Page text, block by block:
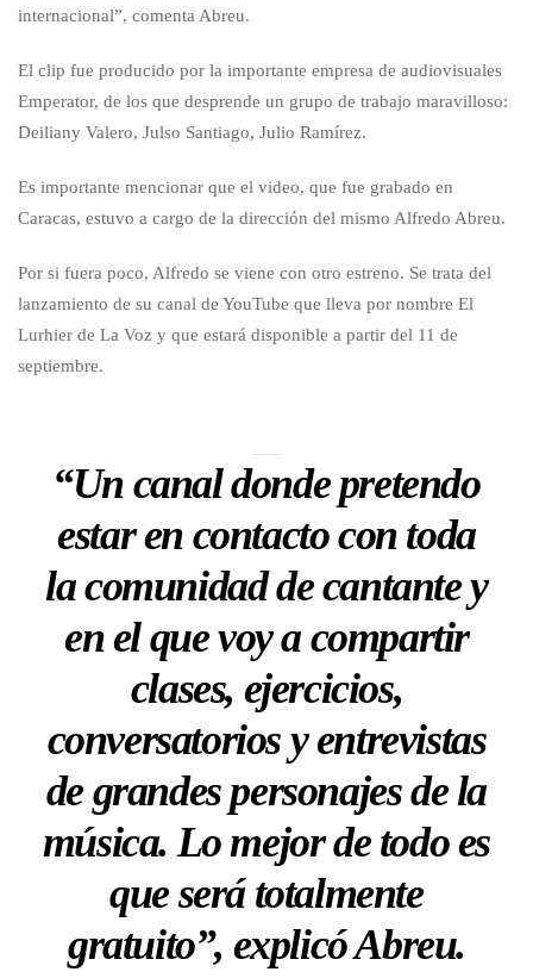
internacional”, comenta Abreu.
El clip fue producido por la importante empresa de audiovisuales
Emperator, de los que desprende un grupo de trabajo maravilloso:
Deiliany Valero, Julso Santiago, Julio Ramírez.
Es importante mencionar que el video, que fue grabado en
Caracas, estuvo a cargo de la dirección del mismo Alfredo Abreu.
Por si fuera poco, Alfredo se viene con otro estreno. Se trata del
lanzamiento de su canal de YouTube que lleva por nombre El
Lurhier de La Voz y que estará disponible a partir del 11 de
septiembre.
“Un canal donde pretendo
estar en contacto con toda
la comunidad de cantante y
en el que voy a compartir
clases, ejercicios,
conversatorios y entrevistas
de grandes personajes de la
música. Lo mejor de todo es
que será totalmente
gratuito”, explicó Abreu.